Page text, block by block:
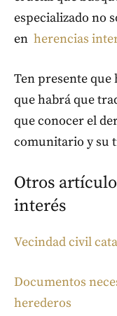
especializado no
en herencias
Ten presente
que habrá que
que conocer el
comunitario y su
Otros
interés
Vecindad civil
Documentos
herederos